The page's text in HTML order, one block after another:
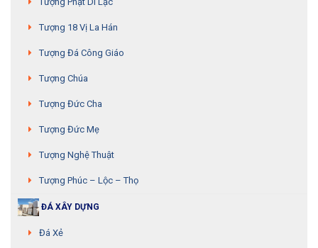
Tượng 18 Vị La Hán
Tượng Đá Công Giáo
Tượng Chúa
Tượng Đức Cha
Tượng Đức Mẹ
Tượng Nghệ Thuật
Tượng Phúc – Lộc – Thọ
ĐÁ XÂY DỰNG
Đá Xẻ